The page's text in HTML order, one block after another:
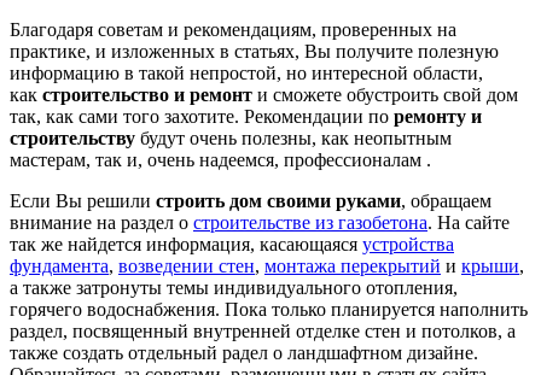
Благодаря советам и рекомендациям, проверенных на
практике, и изложенных в статьях, Вы получите полезную
информацию в такой непростой, но интересной области,
как строительство и ремонт и сможете обустроить свой дом
так, как сами того захотите. Рекомендации по ремонту и
строительству будут очень полезны, как неопытным
мастерам, так и, очень надеемся, профессионалам .
Если Вы решили строить дом своими руками, обращаем
внимание на раздел о строительстве из газобетона. На сайте
так же найдется информация, касающаяся устройства
фундамента, возведении стен, монтажа перекрытий и крыши,
а также затронуты темы индивидуального отопления,
горячего водоснабжения. Пока только планируется наполнить
раздел, посвященный внутренней отделке стен и потолков, а
также создать отдельный радел о ландшафтном дизайне.